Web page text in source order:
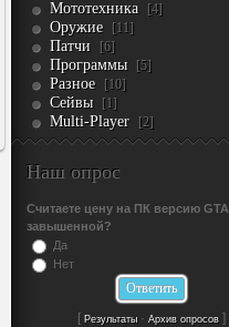
Мототехника [4]
Оружие [11]
Патчи [6]
Программы [5]
Разное [10]
Сейвы [1]
Multi-Player [2]
Наш опрос
Считаете цену на ПК версию
завышенной?
Да
Нет
[ Результаты· Архив опросов]